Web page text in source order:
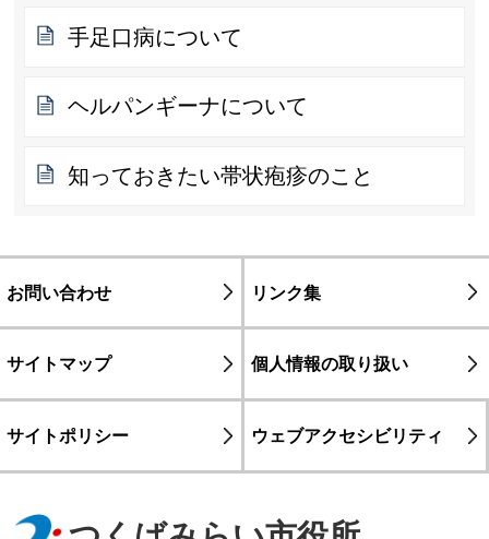
手足口病について
ヘルパンギーナについて
知っておきたい帯状疱疹のこと
お問い合わせ リンク集
サイトマップ 個人情報の取り扱い
サイトポリシー ウェブアクセシビリティ